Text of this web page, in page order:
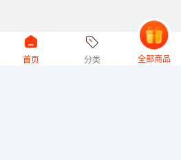
首页 分类 全部商品